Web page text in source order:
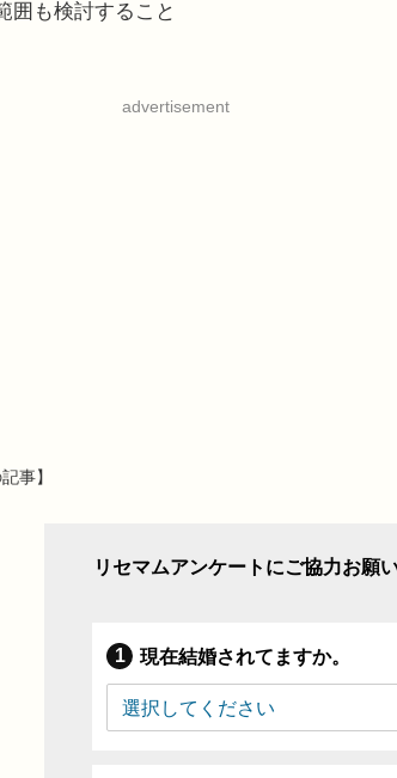
囲も検討すること
advertisement
事】
リセマムアンケートにご協力お願
現在結婚されてますか。